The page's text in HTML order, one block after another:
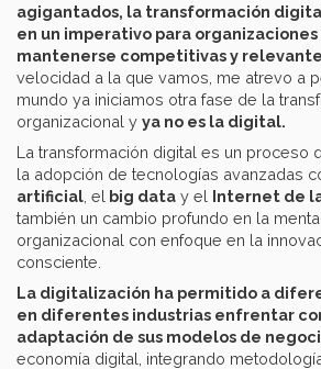
agigantados, la transformación
en un imperativo para
mantenerse competitivas y
velocidad a la que vamos, me atrevo a
mundo ya iniciamos otra fase de la
organizacional y ya no es la digital.
La transformación digital es un proceso
la adopción de tecnologías avanzadas
artificial , el big data y el Internet de
también un cambio profundo en la
organizacional con enfoque en la
consciente.
La digitalización ha permitido a
en diferentes industrias enfrentar
adaptación de sus modelos de
economía digital, integrando